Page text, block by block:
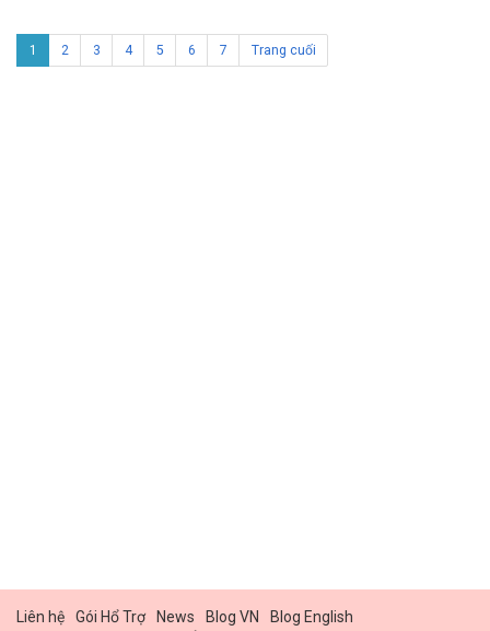
1 2 3 4 5 6 7 Trang cuối
Liên hệ Gói Hổ Trợ News Blog VN
Blog English